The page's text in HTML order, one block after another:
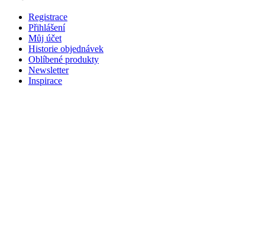
Registrace
Přihlášení
Můj účet
Historie objednávek
Oblíbené produkty
Newsletter
Inspirace